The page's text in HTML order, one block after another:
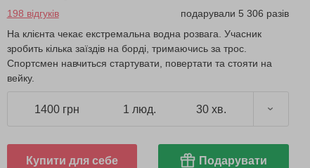
198 відгуків
подарували 5 306 разів
На клієнта чекає екстремальна водна розвага. Учасник
зробить кілька заїздів на борді, тримаючись за трос.
Спортсмен навчиться стартувати, повертати та стояти на
вейку.
1400 грн 1 люд. 30 хв.
Купити для себе Подарувати